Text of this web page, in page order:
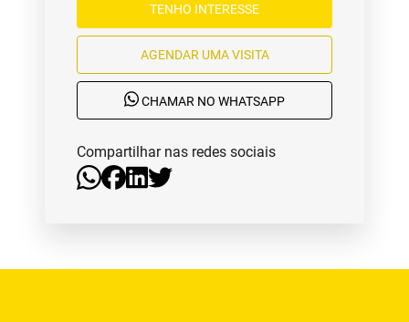
TENHO INTERESSE
AGENDAR UMA VISITA
CHAMAR NO WHATSAPP
Compartilhar nas redes sociais